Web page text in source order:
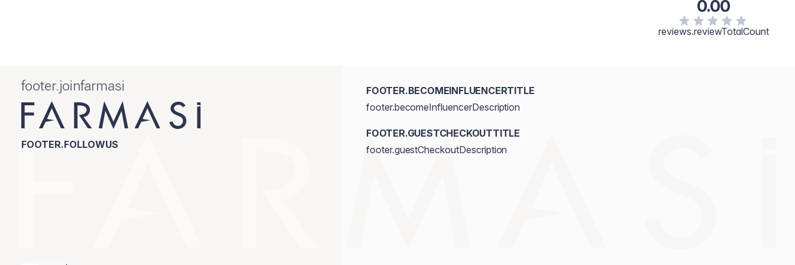
0.00
reviews.reviewTotalCount
footer.joinfarmasi
FOOTER.FOLLOWUS
FOOTER.BECOMEINFLUENCERTITLE
footer.becomeInfluencerDescription
FOOTER.GUESTCHECKOUTTITLE
footer.guestCheckoutDescription